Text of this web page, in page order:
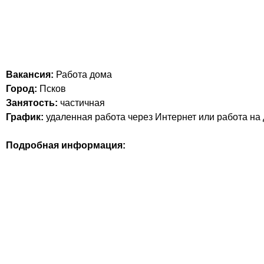
Вакансия: Работа дома
Город: Псков
Занятость: частичная
График: удаленная работа через Интернет или работа на
Подробная информация: